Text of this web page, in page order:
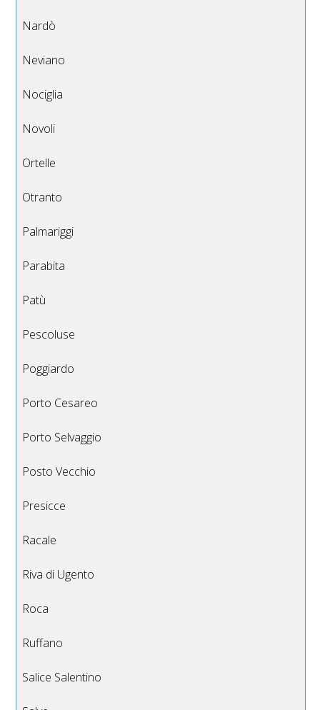
Nardò
Neviano
Nociglia
Novoli
Ortelle
Otranto
Palmariggi
Parabita
Patù
Pescoluse
Poggiardo
Porto Cesareo
Porto Selvaggio
Posto Vecchio
Presicce
Racale
Riva di Ugento
Roca
Ruffano
Salice Salentino